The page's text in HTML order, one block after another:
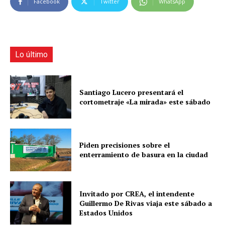
Lo último
Santiago Lucero presentará el
cortometraje «La mirada» este sábado
Piden precisiones sobre el
enterramiento de basura en la ciudad
Invitado por CREA, el intendente
Guillermo De Rivas viaja este sábado a
Estados Unidos